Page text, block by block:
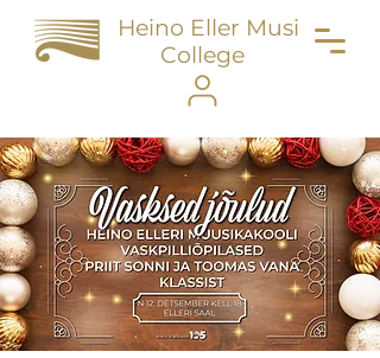
Heino Eller Music
College